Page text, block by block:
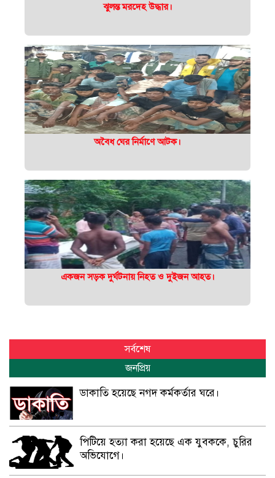
ঝুলন্ত মরদেহ উদ্ধার।
অবৈধ ঘের নির্মাণে আটক।
একজন সড়ক দুর্ঘটনায় নিহত ও দুইজন আহত।
সর্বশেষ
জনপ্রিয়
ডাকাতি হয়েছে নগদ কর্মকর্তার ঘরে।
পিটিয়ে হত্যা করা হয়েছে এক যুবককে, চুরির
অভিযোগে।